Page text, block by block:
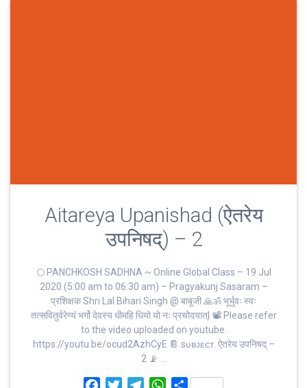
Aitareya Upanishad (ऐतरेय
उपनिषद्) – 2
🌕 PANCHKOSH SADHNA ~ Online Global Class – 19 Jul
2020 (5:00 am to 06:30 am) – Pragyakunj Sasaram –
प्रशिक्षक Shri Lal Bihari Singh @ बाबूजी 🙏ॐ भूर्भुवः स्‍वः
तत्‍सवितुर्वरेण्‍यं भर्गो देवस्य धीमहि धियो यो नः प्रचोदयात्‌| 📽 Please refer
to the video uploaded on youtube.
https://youtu.be/ocud2AzhCyE 📔 sᴜʙᴊᴇᴄᴛ. ऐतरेय उपनिषद् –
2 📡 …
W
S